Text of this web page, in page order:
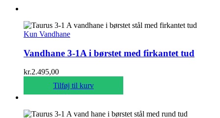
Kun Vandhane
Vandhane 3-1A i børstet med firkantet tud
kr.2.495,00
Tilføj til kurv